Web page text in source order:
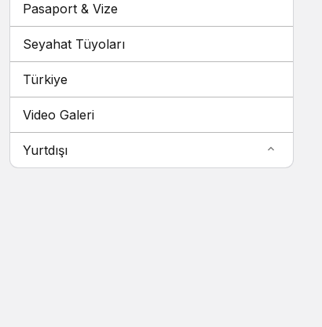
Pasaport & Vize
Seyahat Tüyoları
Türkiye
Video Galeri
Yurtdışı